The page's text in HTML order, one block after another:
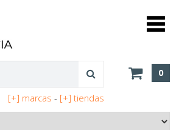
0
[+] marcas - [+] tiendas